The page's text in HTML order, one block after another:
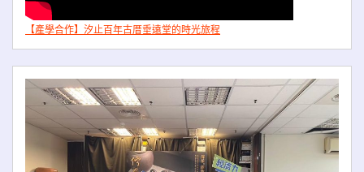
【產學合作】汐止百年古厝垂遠堂的時光旅程